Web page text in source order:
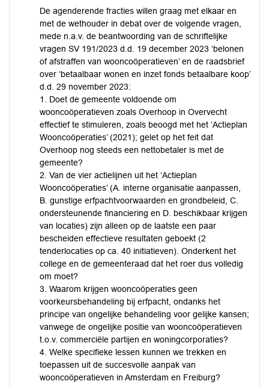
De agenderende fracties willen graag met elkaar en
met de wethouder in debat over de volgende vragen,
mede n.a.v. de beantwoording van de schriftelijke
vragen SV 191/2023 d.d. 19 december 2023 ‘belonen
of afstraffen van wooncoöperatieven’ en de raadsbrief
over ‘betaalbaar wonen en inzet fonds betaalbare koop’
d.d. 29 november 2023:
1. Doet de gemeente voldoende om
wooncoöperatieven zoals Overhoop in Overvecht
effectief te stimuleren, zoals beoogd met het ‘Actieplan
Wooncoöperaties’ (2021); gelet op het feit dat
Overhoop nog steeds een nettobetaler is met de
gemeente?
2. Van de vier actielijnen uit het ‘Actieplan
Wooncoöperaties’ (A. interne organisatie aanpassen,
B. gunstige erfpachtvoorwaarden en grondbeleid, C.
ondersteunende financiering en D. beschikbaar krijgen
van locaties) zijn alleen op de laatste een paar
bescheiden effectieve resultaten geboekt (2
tenderlocaties op ca. 40 initiatieven). Onderkent het
college en de gemeenteraad dat het roer dus volledig
om moet?
3. Waarom krijgen wooncoöperaties geen
voorkeursbehandeling bij erfpacht, ondanks het
principe van ongelijke behandeling voor gelijke kansen;
vanwege de ongelijke positie van wooncoöperatieven
t.o.v. commerciële partijen en woningcorporaties?
4. Welke specifieke lessen kunnen we trekken en
toepassen uit de succesvolle aanpak van
wooncoöperatieven in Amsterdam en Freiburg?